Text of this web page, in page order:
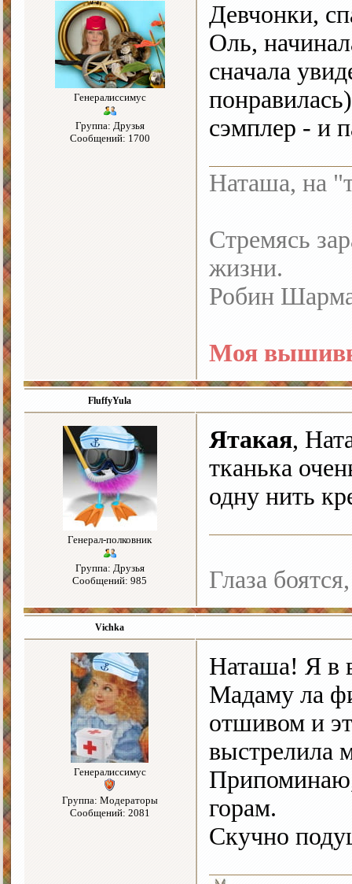
Генералиссимус
Группа: Друзья
Сообщений: 1700
Девчонки,
Оль,
сначала
сэмплер - и
Наташа, на
Стремясь
жизни.
Робин
Моя
FluffyYula
Генерал-полковник
Группа: Друзья
Сообщений: 985
Ятакая,
тканька
одну нить
Глаза
Vichka
Генералиссимус
Группа: Модераторы
Сообщений: 2081
Наташа! Я в
Мадаму ла
отшивом и
выстрелила
горам.
Скучно